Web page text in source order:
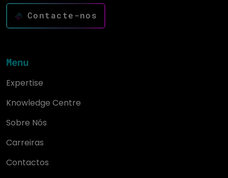
Contacte-nos
Menu
Expertise
Knowledge Centre
Sobre Nós
Carreiras
Contactos